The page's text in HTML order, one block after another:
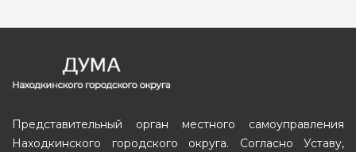
Представительный орган местного самоуправления
Находкинского городского округа. Согласно Уставу,